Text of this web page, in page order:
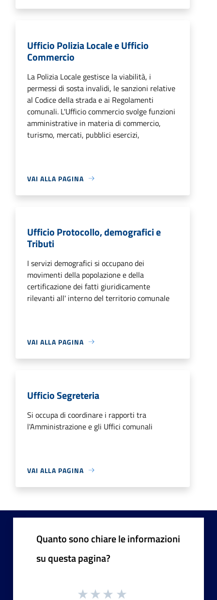
Ufficio Polizia Locale e Ufficio
Commercio
La Polizia Locale gestisce la viabilità, i
permessi di sosta invalidi, le sanzioni relative
al Codice della strada e ai Regolamenti
comunali. L'Ufficio commercio svolge funzioni
amministrative in materia di commercio,
turismo, mercati, pubblici esercizi,
VAI ALLA PAGINA
Ufficio Protocollo, demografici e
Tributi
I servizi demografici si occupano dei
movimenti della popolazione e della
certificazione dei fatti giuridicamente
rilevanti all' interno del territorio comunale
VAI ALLA PAGINA
Ufficio Segreteria
Si occupa di coordinare i rapporti tra
l'Amministrazione e gli Uffici comunali
VAI ALLA PAGINA
Quanto sono chiare le informazioni
su questa pagina?